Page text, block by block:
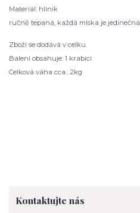
Materiál: hliník
ručně tepaná, každá miska je jedinečná
Zboží se dodává v celku.
Balení obsahuje: 1 krabici
Celková váha cca.: 2kg
Kontaktujte nás